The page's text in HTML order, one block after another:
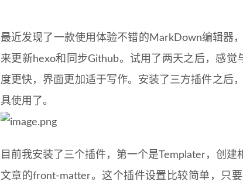
最近发现了一款使用体验不错的MarkDown编辑器
来更新hexo和同步Github。试用了两天之后，感
度更快，界面更加适于写作。安装了三方插件之后
具使用了。
目前我安装了三个插件，第一个是Templater，创
文章的front-matter。这个插件设置比较简单，只